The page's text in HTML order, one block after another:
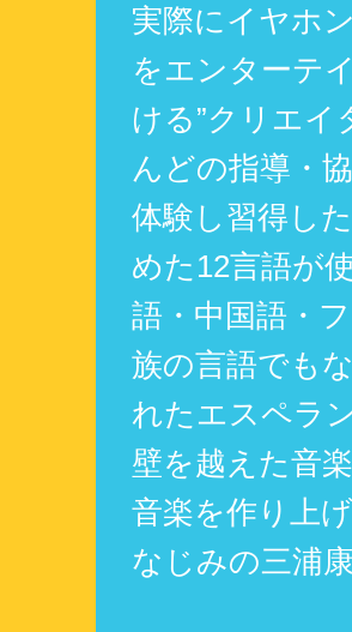
実際にイヤホ
をエンターテ
ける”クリエイ
んどの指導・
体験し習得し
めた12言語が
語・中国語・
族の言語でも
れたエスペラ
壁を越えた音
音楽を作り上
なじみの三浦